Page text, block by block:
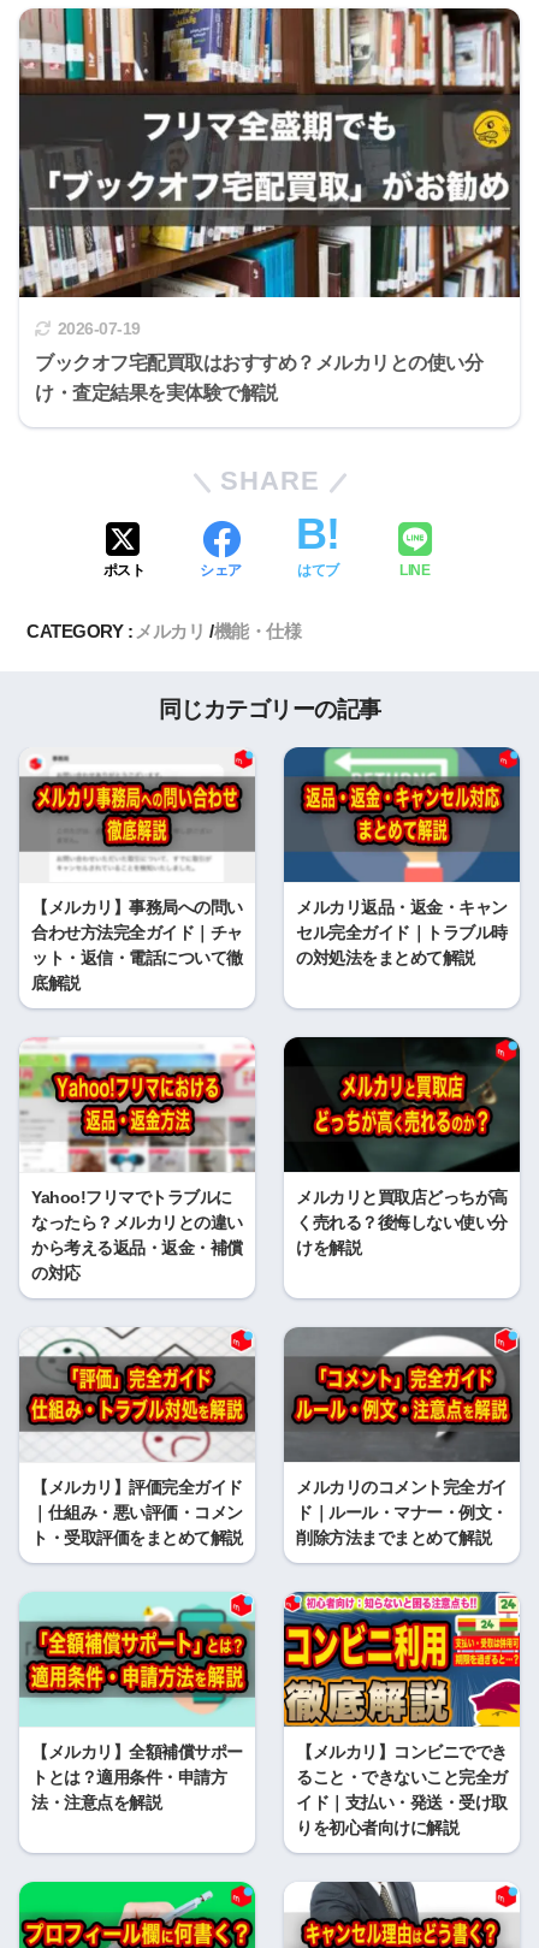
2026-07-19
ブックオフ宅配買取はおすすめ？メルカリとの使い分
け・査定結果を実体験で解説
SHARE
ポスト シェア はてブ LINE
CATEGORY : メルカリ 機能・仕様
同じカテゴリーの記事
【メルカリ】事務局への問い
合わせ方法完全ガイド｜チャ
ット・返信・電話について徹
底解説
メルカリ返品・返金・キャン
セル完全ガイド｜トラブル時
の対処法をまとめて解説
Yahoo!フリマでトラブルに
なったら？メルカリとの違い
から考える返品・返金・補償
の対応
メルカリと買取店どっちが高
く売れる？後悔しない使い分
けを解説
【メルカリ】評価完全ガイド
｜仕組み・悪い評価・コメン
ト・受取評価をまとめて解説
メルカリのコメント完全ガイ
ド｜ルール・マナー・例文・
削除方法までまとめて解説
【メルカリ】全額補償サポー
トとは？適用条件・申請方
法・注意点を解説
【メルカリ】コンビニででき
ること・できないこと完全ガ
イド｜支払い・発送・受け取
りを初心者向けに解説